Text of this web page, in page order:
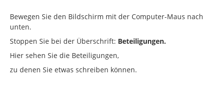
Bewegen Sie den Bildschirm mit der Computer-Maus nach
unten.
Stoppen Sie bei der Überschrift: Beteiligungen.
Hier sehen Sie die Beteiligungen,
zu denen Sie etwas schreiben können.